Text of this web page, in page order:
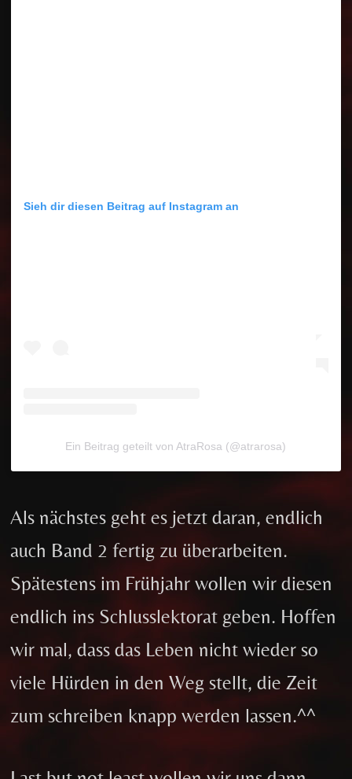
Sieh dir diesen Beitrag auf Instagram an
Ein Beitrag geteilt von AtraRosa (@atrarosa)
Als nächstes geht es jetzt daran, endlich
auch Band 2 fertig zu überarbeiten.
Spätestens im Frühjahr wollen wir diesen
endlich ins Schlusslektorat geben. Hoffen
wir mal, dass das Leben nicht wieder so
viele Hürden in den Weg stellt, die Zeit
zum schreiben knapp werden lassen.^^